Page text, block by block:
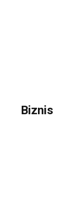
Biznis